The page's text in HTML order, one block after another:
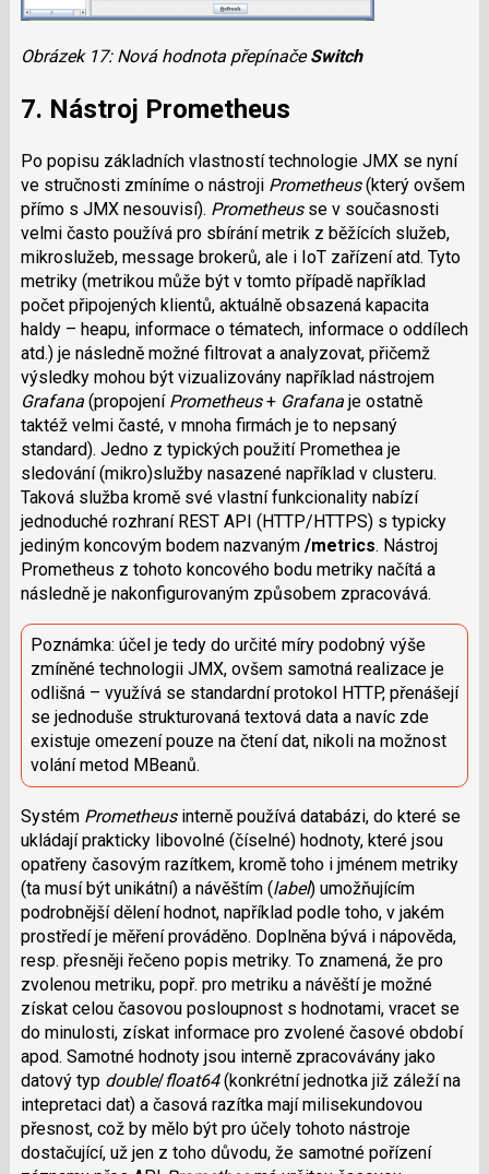
Obrázek 17: Nová hodnota přepínačeSwitch
7. Nástroj Prometheus
Po popisu základních vlastností technologie JMX se nyní
ve stručnosti zmíníme o nástroji Prometheus(který ovšem
přímo s JMX nesouvisí). Prometheusse v současnosti
velmi často používá pro sbírání metrik z běžících služeb,
mikroslužeb, message brokerů, ale i IoT zařízení atd. Tyto
metriky (metrikou může být v tomto případě například
počet připojených klientů, aktuálně obsazená kapacita
haldy – heapu, informace o tématech, informace o oddílech
atd.) je následně možné filtrovat a analyzovat, přičemž
výsledky mohou být vizualizovány například nástrojem
Grafana(propojení Prometheus+ Grafanaje ostatně
taktéž velmi časté, v mnoha firmách je to nepsaný
standard). Jedno z typických použití Promethea je
sledování (mikro)služby nasazené například v clusteru.
Taková služba kromě své vlastní funkcionality nabízí
jednoduché rozhraní REST API (HTTP/HTTPS) s typicky
jediným koncovým bodem nazvaným /metrics. Nástroj
Prometheus z tohoto koncového bodu metriky načítá a
následně je nakonfigurovaným způsobem zpracovává.
Poznámka: účel je tedy do určité míry podobný výše
zmíněné technologii JMX, ovšem samotná realizace je
odlišná – využívá se standardní protokol HTTP, přenášejí
se jednoduše strukturovaná textová data a navíc zde
existuje omezení pouze na čtení dat, nikoli na možnost
volání metod MBeanů.
Systém Prometheusinterně používá databázi, do které se
ukládají prakticky libovolné (číselné) hodnoty, které jsou
opatřeny časovým razítkem, kromě toho i jménem metriky
(ta musí být unikátní) a návěštím (label) umožňujícím
podrobnější dělení hodnot, například podle toho, v jakém
prostředí je měření prováděno. Doplněna bývá i nápověda,
resp. přesněji řečeno popis metriky. To znamená, že pro
zvolenou metriku, popř. pro metriku a návěští je možné
získat celou časovou posloupnost s hodnotami, vracet se
do minulosti, získat informace pro zvolené časové období
apod. Samotné hodnoty jsou interně zpracovávány jako
datový typ double/float64(konkrétní jednotka již záleží na
intepretaci dat) a časová razítka mají milisekundovou
přesnost, což by mělo být pro účely tohoto nástroje
dostačující, už jen z toho důvodu, že samotné pořízení